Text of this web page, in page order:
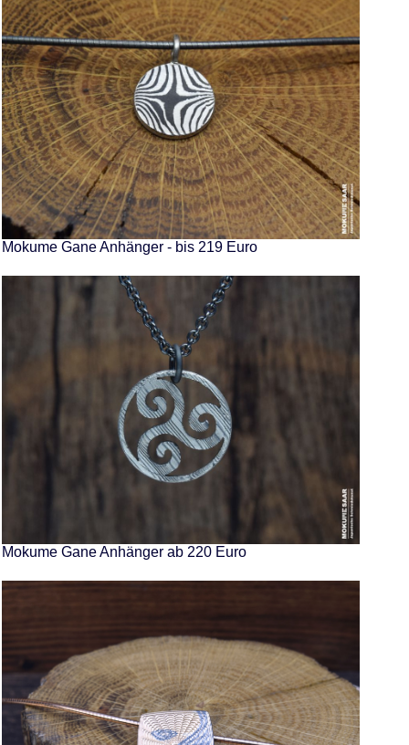
Mokume Gane Anhänger - bis 219 Euro
Mokume Gane Anhänger ab 220 Euro